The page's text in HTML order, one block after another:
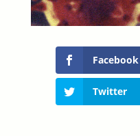
Facebook
Twitter